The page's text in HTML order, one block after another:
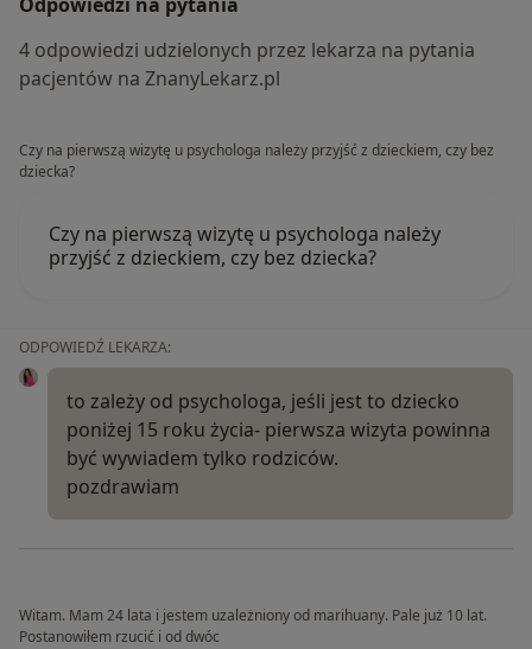
Odpowiedzi na pytania
4 odpowiedzi udzielonych przez lekarza na pytania
pacjentów na ZnanyLekarz.pl
Czy na pierwszą wizytę u psychologa należy przyjść z dzieckiem, czy bez
dziecka?
Czy na pierwszą wizytę u psychologa należy
przyjść z dzieckiem, czy bez dziecka?
ODPOWIEDŹ LEKARZA:
to zależy od psychologa, jeśli jest to dziecko
poniżej 15 roku życia- pierwsza wizyta powinna
być wywiadem tylko rodziców.
pozdrawiam
Witam. Mam 24 lata i jestem uzależniony od marihuany. Pale już 10 lat.
Postanowiłem rzucić i od dwóc